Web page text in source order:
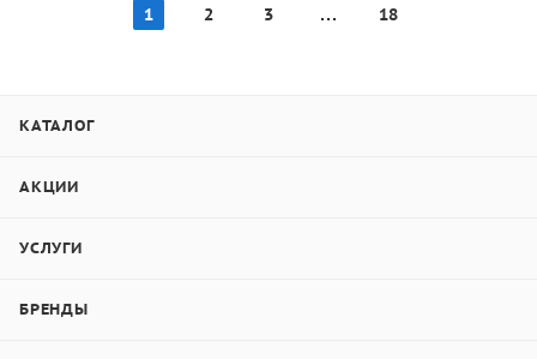
1 2 3 18
КАТАЛОГ
АКЦИИ
УСЛУГИ
БРЕНДЫ